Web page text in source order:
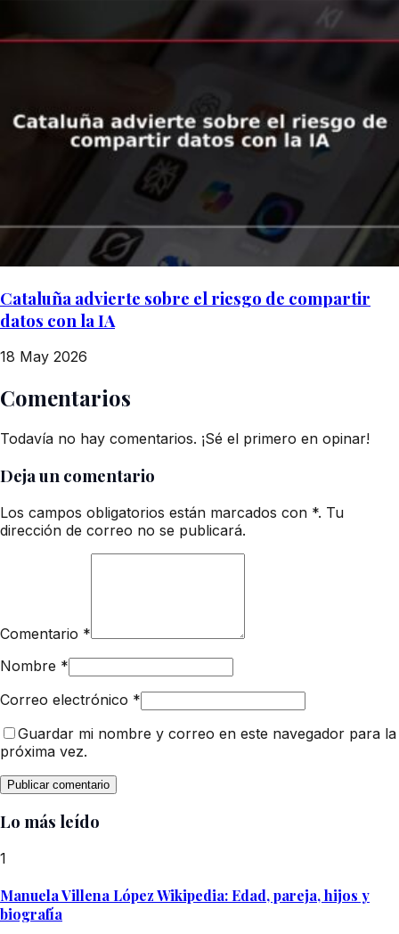
Cataluña advierte sobre el riesgo de compartir
datos con la IA
18 May 2026
Comentarios
Todavía no hay comentarios. ¡Sé el primero en opinar!
Deja un comentario
Los campos obligatorios están marcados con *. Tu
dirección de correo no se publicará.
Comentario *
Nombre *
Correo electrónico *
Guardar mi nombre y correo en este navegador para la
próxima vez.
Lo más leído
1
Manuela Villena López Wikipedia: Edad, pareja, hijos y
biografía